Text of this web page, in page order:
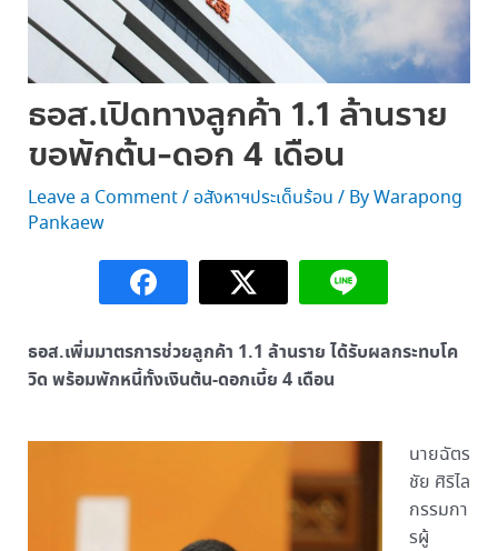
ธอส.เปิดทางลูกค้า 1.1 ล้านราย
ขอพักต้น-ดอก 4 เดือน
Leave a Comment/ อสังหาฯประเด็นร้อน / ByWarapong
Pankaew
ธอส.เพิ่มมาตรการช่วยลูกค้า 1.1 ล้านราย ได้รับผลกระทบโค
วิด พร้อมพักหนี้ทั้งเงินต้น-ดอกเบี้ย 4 เดือน
นายฉัตร
ชัย ศิริไล
กรรมกา
รผู้